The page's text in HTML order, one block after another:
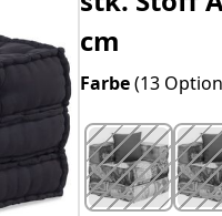
cm
Farbe(13